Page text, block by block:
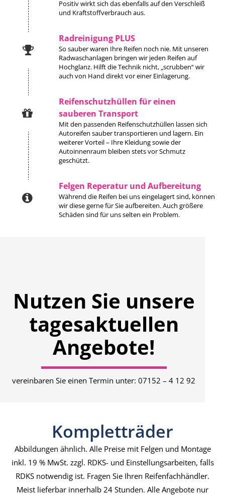
Positiv wirkt sich das ebenfalls auf den Verschleiß
und Kraftstoffverbrauch aus.
Radreinigung PLUS
So sauber waren Ihre Reifen noch nie. Mit unseren
Radwaschanlagen bringen wir jeden Reifen auf
Hochglanz. Hilft die Technik nicht, „scrubben“ wir
auch von Hand direkt vor einer Einlagerung.
Reifenschutzhüllen für einen
sauberen Transport
Mit den passenden Reifenschutzhüllen lassen sich
Autoreifen sauber transportieren und lagern. Ein
weiterer Vorteil – Ihre Kleidung sowie der
Autoinnenraum bleiben stets vor Schmutz
geschützt.
Felgen Reperatur und Aufbereitung
Während die Reifen bei uns eingelagert sind, können
wir diese gerne für Sie aufbereiten. Auch größere
Schäden sind für uns selten ein Problem.
Nutzen Sie unsere
tagesaktuellen
Angebote!
vereinbaren Sie einen Termin unter: 07152 – 4 12 92
Kompletträder
Abbildungen ähnlich. Alle Preise mit Felgen und Montage
inkl. 19 % MwSt. zzgl. RDKS- und Einstellungsarbeiten, falls
RDKS notwendig ist. Fragen Sie Ihren Reifenfachhändler.
Meist lieferbar innerhalb 24 Stunden. Alle Angebote nur